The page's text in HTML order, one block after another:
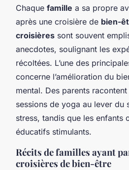
Chaque famille a sa propre
après une croisière de bien-
croisières sont souvent
anecdotes, soulignant les
récoltées. L’une des
concerne l’amélioration du
mental. Des parents
sessions de yoga au lever du
stress, tandis que les enfants
éducatifs stimulants.
Récits de familles ayant
croisières de bien-être